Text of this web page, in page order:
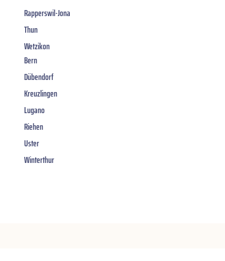
Rapperswil-Jona
Thun
Wetzikon
Bern
Dübendorf
Kreuzlingen
Lugano
Riehen
Uster
Winterthur